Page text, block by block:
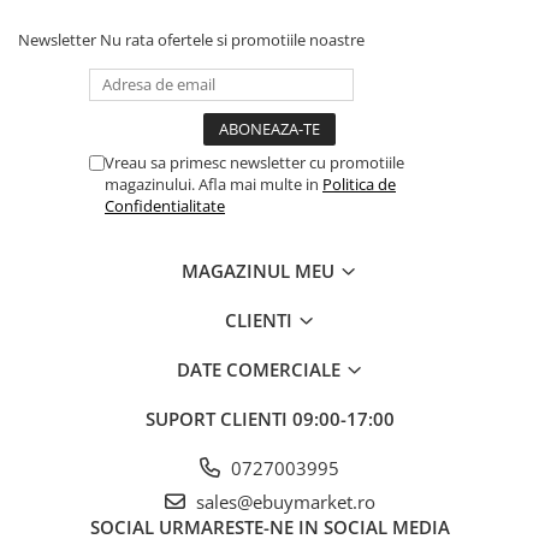
Balonul se livreaza neumflat.
Setul contine un pai transparent pentru umflare balonului
Poate fi umflat cu aer sau heliu.
Pentru a prelungi durata de viața a balonului, evita expunerea
experiența speciala, plina de culoare și eleganța!
Newsletter Nu rata ofertele si promotiile noastre
Vreau sa primesc newsletter cu promotiile
magazinului. Afla mai multe in Politica de
Confidentialitate
MAGAZINUL MEU
CLIENTI
DATE COMERCIALE
SUPORT CLIENTI 09:00-17:00
0727003995
sales@ebuymarket.ro
SOCIAL URMARESTE-NE IN SOCIAL MEDIA